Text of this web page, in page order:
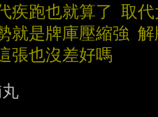
疾跑也就算了 取
就是牌庫壓縮強
張也沒差好嗎